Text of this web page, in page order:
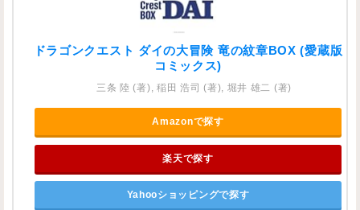
ドラゴンクエスト ダイの大冒険 竜の紋章BOX (愛蔵版
コミックス)
三条 陸 (著), 稲田 浩司 (著), 堀井 雄二 (著)
Amazonで探す
楽天で探す
Yahooショッピングで探す